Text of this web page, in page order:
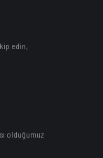
edin,
olduğumuz